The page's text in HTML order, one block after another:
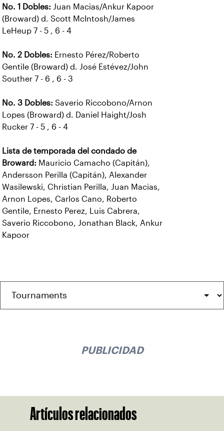
No. 1 Dobles: Juan Macias/Ankur Kapoor
(Broward) d. Scott McIntosh/James
LeHeup 7 - 5 , 6 - 4
No. 2 Dobles: Ernesto Pérez/Roberto
Gentile (Broward) d. José Estévez/John
Souther 7 - 6 , 6 - 3
No. 3 Dobles: Saverio Riccobono/Arnon
Lopes (Broward) d. Daniel Haight/Josh
Rucker 7 - 5 , 6 - 4
Lista de temporada del condado de
Broward: Mauricio Camacho (Capitán),
Andersson Perilla (Capitán), Alexander
Wasilewski, Christian Perilla, Juan Macias,
Arnon Lopes, Carlos Cano, Roberto
Gentile, Ernesto Perez, Luis Cabrera,
Saverio Riccobono, Jonathan Black, Ankur
Kapoor
PUBLICIDAD
Artículos relacionados